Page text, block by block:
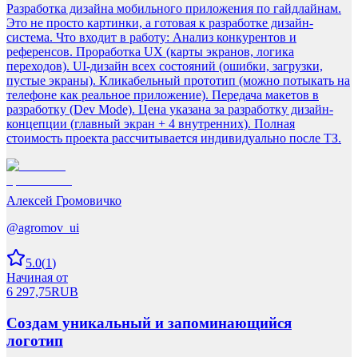
Разработка дизайна мобильного приложения по гайдлайнам.
Это не просто картинки, а готовая к разработке дизайн-
система. Что входит в работу: Анализ конкурентов и
референсов. Проработка UX (карты экранов, логика
переходов). UI-дизайн всех состояний (ошибки, загрузки,
пустые экраны). Кликабельный прототип (можно потыкать на
телефоне как реальное приложение). Передача макетов в
разработку (Dev Mode). Цена указана за разработку дизайн-
концепции (главный экран + 4 внутренних). Полная
стоимость проекта рассчитывается индивидуально после ТЗ.
Алексей Громовичко
@agromov_ui
5.0(1)
Начиная от
6 297,75RUB
Создам уникальный и запоминающийся
логотип